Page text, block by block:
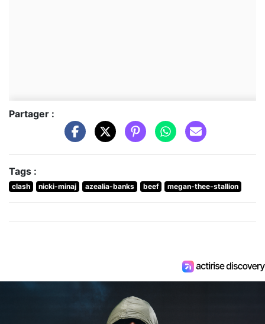
Partager :
Tags :
clash nicki-minaj azealia-banks beef megan-thee-stallion